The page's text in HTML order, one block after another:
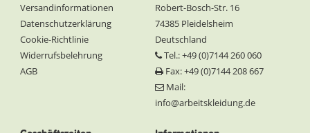
Versandinformationen
Datenschutzerklärung
Cookie-Richtlinie
Widerrufsbelehrung
AGB
Robert-Bosch-Str. 16
74385 Pleidelsheim
Deutschland
Tel.: +49 (0)7144 260 060
Fax: +49 (0)7144 208 667
Mail:
info@arbeitskleidung.de